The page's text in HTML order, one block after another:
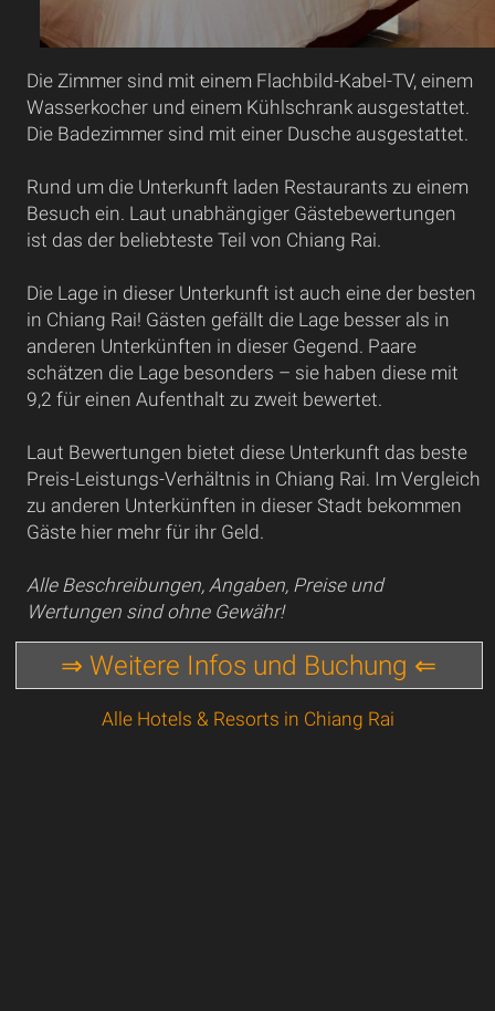
Die Zimmer sind mit einem Flachbild-Kabel-TV, einem
Wasserkocher und einem Kühlschrank ausgestattet.
Die Badezimmer sind mit einer Dusche ausgestattet.
Rund um die Unterkunft laden Restaurants zu einem
Besuch ein. Laut unabhängiger Gästebewertungen
ist das der beliebteste Teil von Chiang Rai.
Die Lage in dieser Unterkunft ist auch eine der besten
in Chiang Rai! Gästen gefällt die Lage besser als in
anderen Unterkünften in dieser Gegend. Paare
schätzen die Lage besonders – sie haben diese mit
9,2 für einen Aufenthalt zu zweit bewertet.
Laut Bewertungen bietet diese Unterkunft das beste
Preis-Leistungs-Verhältnis in Chiang Rai. Im Vergleich
zu anderen Unterkünften in dieser Stadt bekommen
Gäste hier mehr für ihr Geld.
Alle Beschreibungen, Angaben, Preise und
Wertungen sind ohne Gewähr!
⇒ Weitere Infos und Buchung ⇐
Alle Hotels & Resorts in Chiang Rai